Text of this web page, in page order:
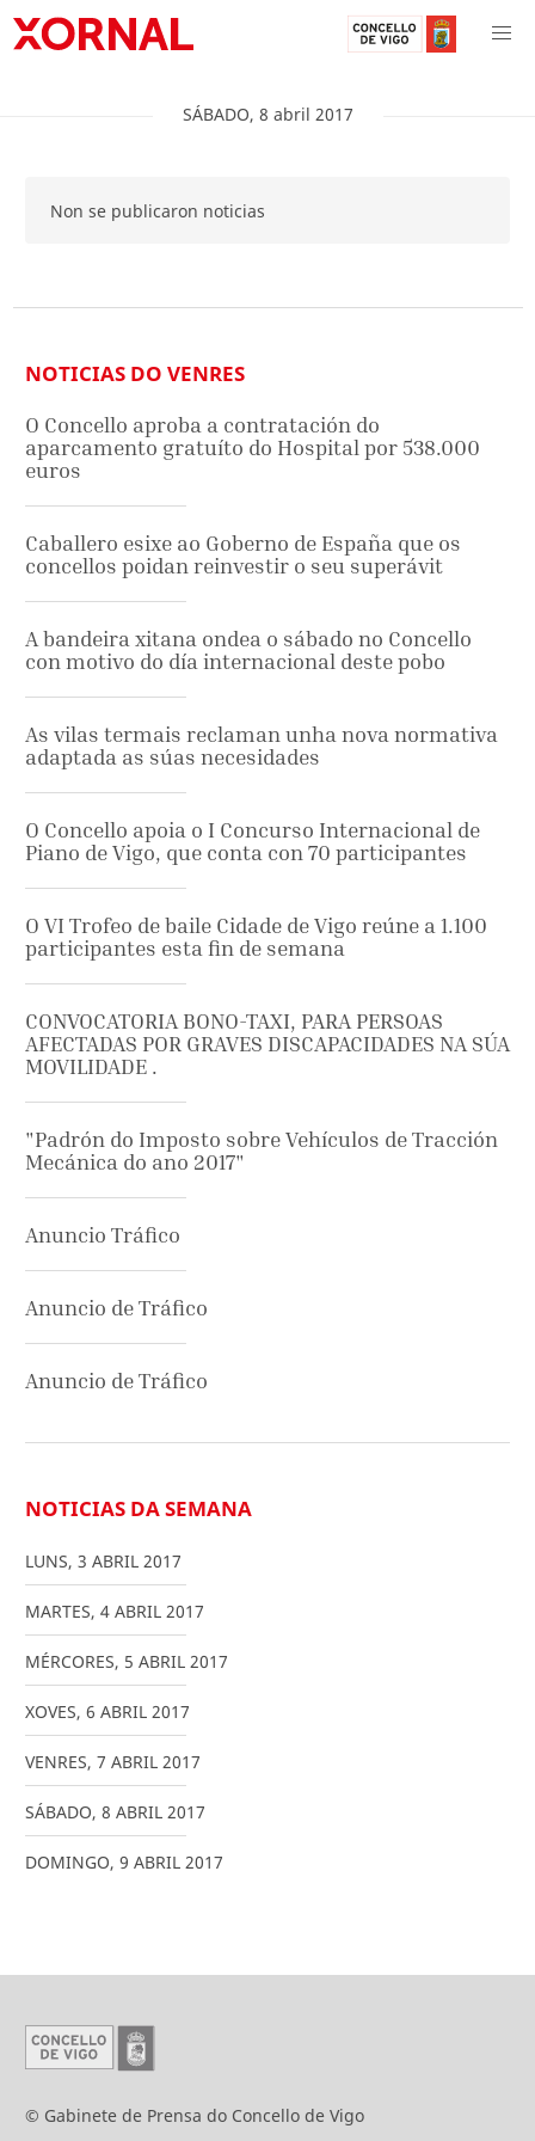
SÁBADO, 8 abril 2017
Non se publicaron noticias
NOTICIAS DO VENRES
O Concello aproba a contratación do
aparcamento gratuíto do Hospital por 538.000
euros
Caballero esixe ao Goberno de España que os
concellos poidan reinvestir o seu superávit
A bandeira xitana ondea o sábado no Concello
con motivo do día internacional deste pobo
As vilas termais reclaman unha nova normativa
adaptada as súas necesidades
O Concello apoia o I Concurso Internacional de
Piano de Vigo, que conta con 70 participantes
O VI Trofeo de baile Cidade de Vigo reúne a 1.100
participantes esta fin de semana
CONVOCATORIA BONO-TAXI, PARA PERSOAS
AFECTADAS POR GRAVES DISCAPACIDADES NA SÚA
MOVILIDADE .
"Padrón do Imposto sobre Vehículos de Tracción
Mecánica do ano 2017"
Anuncio Tráfico
Anuncio de Tráfico
Anuncio de Tráfico
NOTICIAS DA SEMANA
LUNS, 3 ABRIL 2017
MARTES, 4 ABRIL 2017
MÉRCORES, 5 ABRIL 2017
XOVES, 6 ABRIL 2017
VENRES, 7 ABRIL 2017
SÁBADO, 8 ABRIL 2017
DOMINGO, 9 ABRIL 2017
© Gabinete de Prensa do Concello de Vigo